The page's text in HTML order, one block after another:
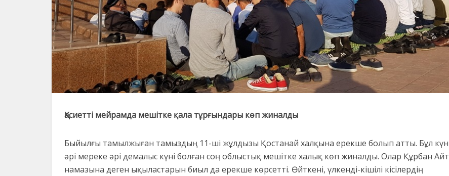
Қасиетті мейрамда мешітке қала тұрғындары көп жиналды
Быйылғы тамылжыған тамыздың 11-ші жұлдызы Қостанай халқына ерекше болып атты. Бұл күн
әрі мереке әрі демалыс күні болған соң облыстық мешітке халық көп жиналды. Олар Құрбан Айт
намазына деген ықыластарын биыл да ерекше көрсетті. Өйткені, үлкенді-кішілі кісілердің